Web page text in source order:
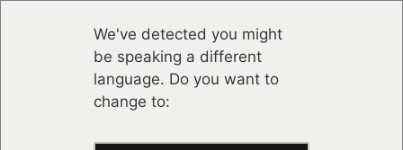
We've detected you might
be speaking a different
language. Do you want to
change to: